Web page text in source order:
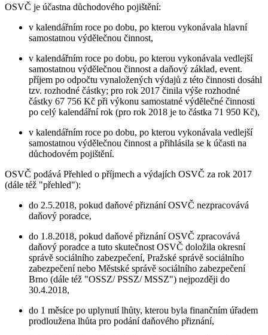
OSVČ je účastna důchodového pojištění:
v kalendářním roce po dobu, po kterou vykonávala hlavní
samostatnou výdělečnou činnost,
v kalendářním roce po dobu, po kterou vykonávala vedlejší
samostatnou výdělečnou činnost a daňový základ, event.
příjem po odpočtu vynaložených výdajů z této činnosti dosáhl
tzv. rozhodné částky; pro rok 2017 činila výše rozhodné
částky 67 756 Kč při výkonu samostatné výdělečné činnosti
po celý kalendářní rok (pro rok 2018 je to částka 71 950 Kč),
v kalendářním roce po dobu, po kterou vykonávala vedlejší
samostatnou výdělečnou činnost a přihlásila se k účasti na
důchodovém pojištění.
OSVČ podává Přehled o příjmech a výdajích OSVČ za rok 2017
(dále též "přehled"):
do 2.5.2018, pokud daňové přiznání OSVČ nezpracovává
daňový poradce,
do 1.8.2018, pokud daňové přiznání OSVČ zpracovává
daňový poradce a tuto skutečnost OSVČ doložila okresní
správě sociálního zabezpečení, Pražské správě sociálního
zabezpečení nebo Městské správě sociálního zabezpečení
Brno (dále též "OSSZ/ PSSZ/ MSSZ") nejpozději do
30.4.2018,
do 1 měsíce po uplynutí lhůty, kterou byla finančním úřadem
prodloužena lhůta pro podání daňového přiznání,